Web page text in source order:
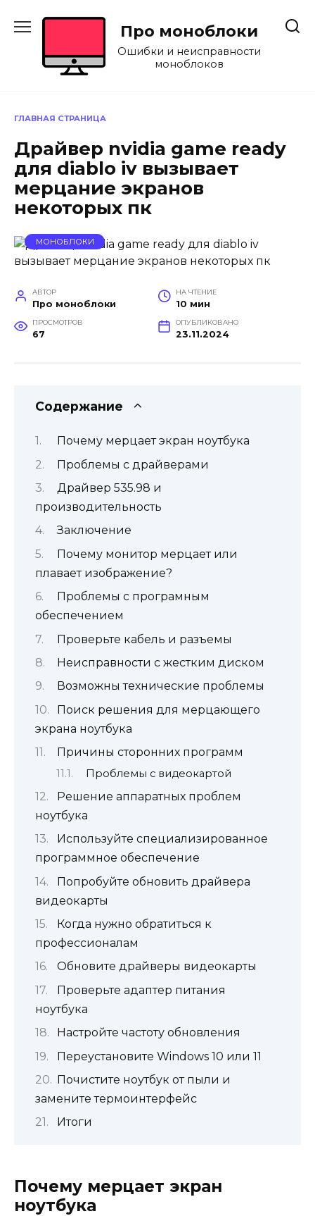
Про моноблоки
Ошибки и неисправности
моноблоков
ГЛАВНАЯ СТРАНИЦА
Драйвер nvidia game ready
для diablo iv вызывает
мерцание экранов
некоторых пк
МОНОБЛОКИ
АВТОР
Про моноблоки
НА ЧТЕНИЕ
10 мин
ПРОСМОТРОВ
67
ОПУБЛИКОВАНО
23.11.2024
Содержание
Почему мерцает экран ноутбука
Проблемы с драйверами
Драйвер 535.98 и
производительность
Заключение
Почему монитор мерцает или
плавает изображение?
Проблемы с програмным
обеспечением
Проверьте кабель и разъемы
Неисправности с жестким диском
Возможны технические проблемы
Поиск решения для мерцающего
экрана ноутбука
Причины сторонних программ
Проблемы с видеокартой
Решение аппаратных проблем
ноутбука
Используйте специализированное
программное обеспечение
Попробуйте обновить драйвера
видеокарты
Когда нужно обратиться к
профессионалам
Обновите драйверы видеокарты
Проверьте адаптер питания
ноутбука
Настройте частоту обновления
Переустановите Windows 10 или 11
Почистите ноутбук от пыли и
замените термоинтерфейс
Итоги
Почему мерцает экран
ноутбука